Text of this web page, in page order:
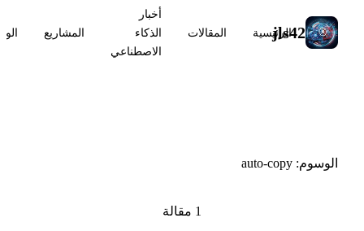
jls42
الرئيسية المقالات
أخبار
الذكاء
الاصطناعي
المشاريع
الوسوم: auto-copy
1 مقالة